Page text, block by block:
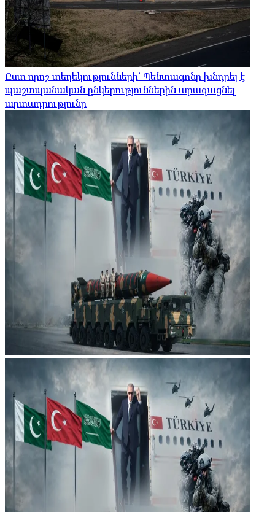
Ըստ որոշ տեղեկությունների՝ Պենտագոնը խնդրել է
պաշտպանական ընկերություններին արագացնել
արտադրությունը